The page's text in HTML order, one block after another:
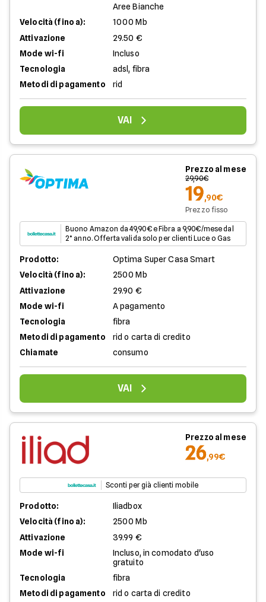
Aree Bianche
Velocità (fino a):
1000 Mb
Attivazione
29.50 €
Mode wi-fi
Incluso
Tecnologia
adsl, fibra
Metodi di pagamento
rid
VAI
Prezzo al mese
29,90€
19,90€
Prezzo fisso
Buono Amazon da 49,90€ e Fibra a 9,90€/mese dal
2° anno. Offerta valida solo per clienti Luce o Gas
Prodotto:
Optima Super Casa Smart
Velocità (fino a):
2500 Mb
Attivazione
29.90 €
Mode wi-fi
A pagamento
Tecnologia
fibra
Metodi di pagamento
rid o carta di credito
Chiamate
consumo
VAI
Prezzo al mese
26,99€
Sconti per già clienti mobile
Prodotto:
Iliadbox
Velocità (fino a):
2500 Mb
Attivazione
39.99 €
Mode wi-fi
Incluso, in comodato d'uso
gratuito
Tecnologia
fibra
Metodi di pagamento
rid o carta di credito